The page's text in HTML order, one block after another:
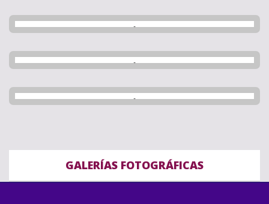
GALERÍAS FOTOGRÁFICAS